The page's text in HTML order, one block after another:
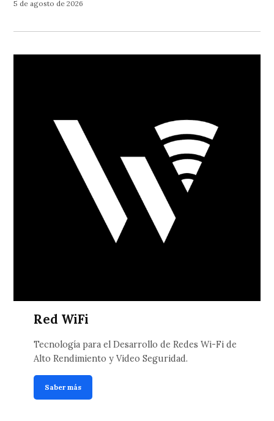
5 de agosto de 2026
Red WiFi
Tecnología para el Desarrollo de Redes Wi-Fi de
Alto Rendimiento y Video Seguridad.
Saber más